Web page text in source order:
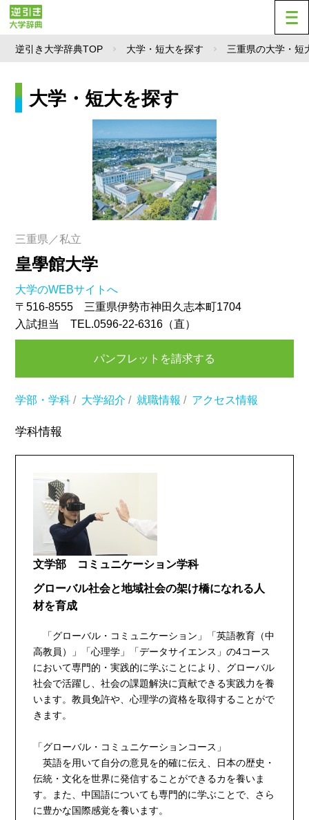
逆引き大学辞典TOP 大学・短大を探す 三重県の大学・短
大学・短大を探す
三重県／私立
皇學館大学
大学のWEBサイトへ
〒516-8555 三重県伊勢市神田久志本町1704
入試担当 TEL.0596-22-6316（直）
パンフレットを請求する
学部・学科 / 大学紹介 / 就職情報 / アクセス情報
学科情報
文学部 コミュニケーション学科
グローバル社会と地域社会の架け橋になれる人
材を育成
「グローバル・コミュニケーション」「英語教育（中
高教員）」「心理学」「データサイエンス」の4コース
において専門的・実践的に学ぶことにより、グローバル
社会で活躍し、社会の課題解決に貢献できる実践力を養
います。教員免許や、心理学の資格を取得することがで
きます。
「グローバル・コミュニケーションコース」
英語を用いて自分の意見を的確に伝え、日本の歴史・
伝統・文化を世界に発信することができるカを養いま
す。また、中国語についても専門的に学ぶことで、さら
に豊かな国際感覚を養います。